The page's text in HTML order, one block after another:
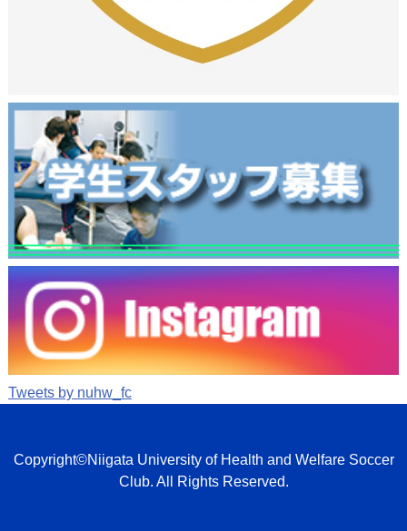
Tweets by nuhw_fc
Copyright©Niigata University of Health and Welfare Soccer
Club. All Rights Reserved.